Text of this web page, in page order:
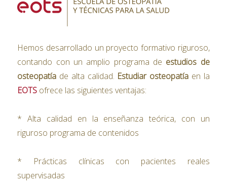
Hemos desarrollado un proyecto formativo riguroso,
contando con un amplio programa de estudios de
osteopatía de alta calidad. Estudiar osteopatía en la
EOTS ofrece las siguientes ventajas:
* Alta calidad en la enseñanza teórica, con un
riguroso programa de contenidos
* Prácticas clínicas con pacientes reales
supervisadas